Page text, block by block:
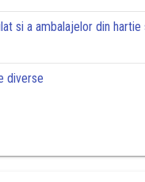
si a ambalajelor din hartie
diverse